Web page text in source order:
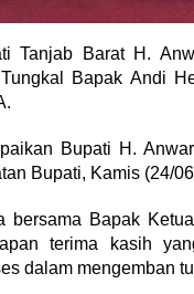
Tanjab Barat H.
Bapak Andi
Bupati H.
Bupati, Kamis (24/
bersama Bapak
terima kasih
dalam mengemban